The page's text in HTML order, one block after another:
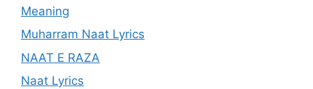
Meaning
Muharram Naat Lyrics
NAAT E RAZA
Naat Lyrics